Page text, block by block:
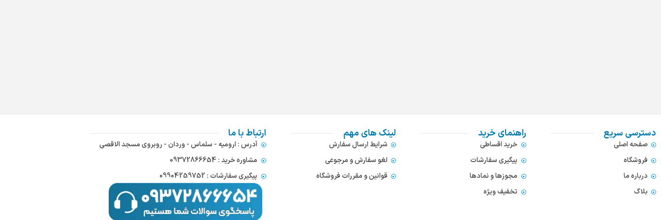
دسترسی سریع
صفحه اصلی
فروشگاه
درباره ما
بلاگ
راهنمای خرید
خرید اقساطی
پیگیری سفارشات
مجوزها و نمادها
تخفیف ویژه
لینک های مهم
شرایط ارسال سفارش
لغو سفارش و مرجوعی
قوانین و مقررات فروشگاه
ارتباط با ما
آدرس : ارومیه - سلماس - وردان - روبروی مسجد الاقصی
مشاوره خرید : 09372866654
پیگیری سفارشات : 09904259752